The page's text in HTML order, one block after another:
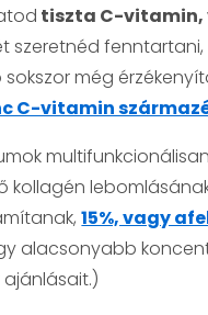
tiszta C-vitamin,
szeretnéd
még
C-vitamin
kollagén
15%, vagy
alacsonyabb